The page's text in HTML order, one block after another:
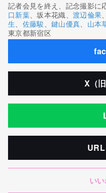
記者会見を終え、記念撮影に
口新葉、坂本花織、 渡辺倫果、
生、 佐藤駿、 鍵山優真、 山本
東京都新宿区
X（
い